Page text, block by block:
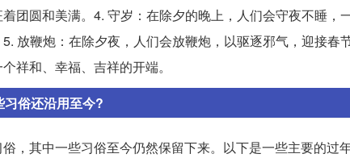
团圆和美满。4. 守岁：在除夕的晚上，人们会守夜不睡，
放鞭炮：在除夕夜，人们会放鞭炮，以驱逐邪气，迎接春
祥和、幸福、吉祥的开端。
俗还沿用至今?
，其中一些习俗至今仍然保留下来。以下是一些主要的过